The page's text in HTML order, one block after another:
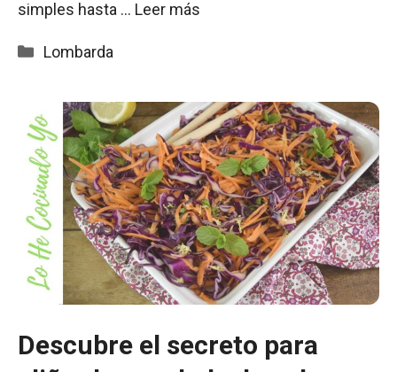
simples hasta … Leer más
Categorías
Lombarda
Descubre el secreto para